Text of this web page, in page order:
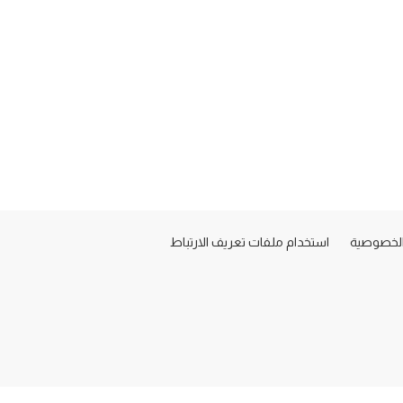
استخدام ملفات تعريف الارتباط